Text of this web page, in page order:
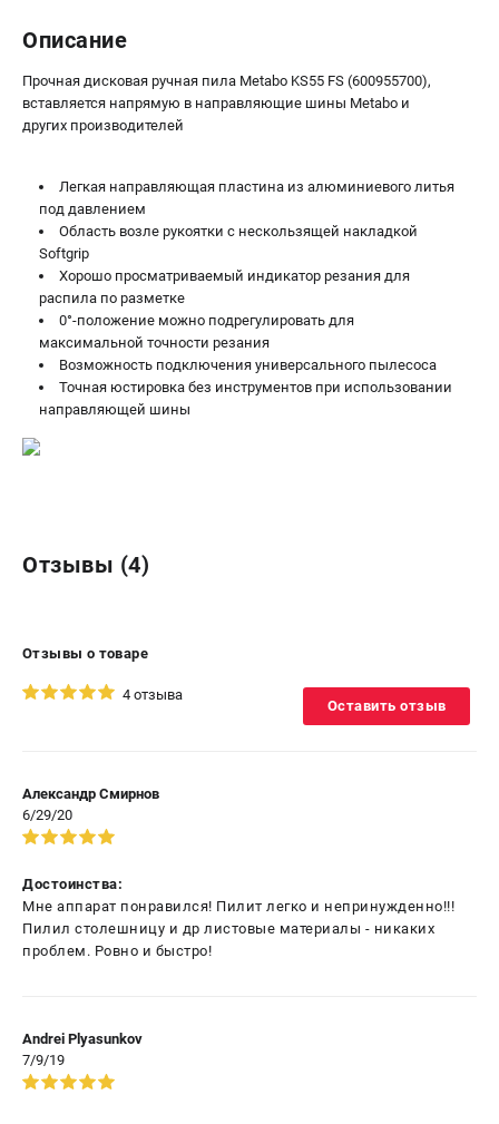
пн-пт - с 9:00 до 18:00
сб - с 10:00 до 16:00
+7 (911) 360-06-14 | +7 (8112) 59-10-67
Описание
Прочная дисковая ручная пила Metabo KS55 FS (600955700),
вставляется напрямую в направляющие шины Metabo и
других производителей
Легкая направляющая пластина из алюминиевого литья
под давлением
Область возле рукоятки с нескользящей накладкой
Softgrip
Хорошо просматриваемый индикатор резания для
распила по разметке
0°-положение можно подрегулировать для
максимальной точности резания
Возможность подключения универсального пылесоса
Точная юстировка без инструментов при использовании
направляющей шины
Отзывы (4)
Отзывы о товаре
4 отзыва
Оставить отзыв
Александр Смирнов
6/29/20
Достоинства:
Мне аппарат понравился! Пилит легко и непринужденно!!!
Пилил столешницу и др листовые материалы - никаких
проблем. Ровно и быстро!
Andrei Plyasunkov
7/9/19